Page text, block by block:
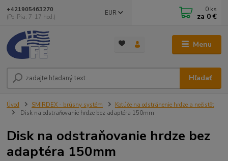
Menu
EUR
Hľadať
+421905463270
(Po-Pia, 7-17 hod.)
0 ks
za 0 €
Úvod SMIRDEX - brúsny systém
Kotúče na odstránenie hrdze a nečistôt
Disk na odstraňovanie hrdze bez adaptéra 150mm
Disk na odstraňovanie hrdze bez
adaptéra 150mm